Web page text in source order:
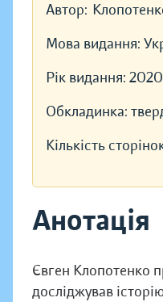
Автор:
Мова видання:
Рік видання: 2020
Обкладинка:
Кількість
Анотація
Євген Клопотенко
досліджував